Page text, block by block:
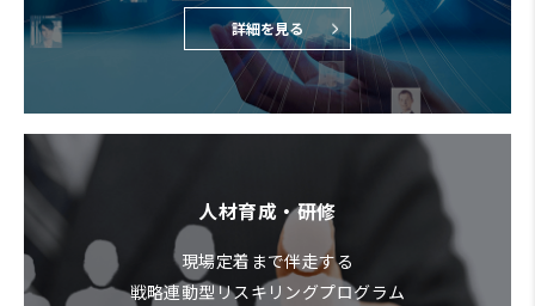
詳細を見る
人材育成・研修
現場定着まで伴走する
戦略連動型リスキリングプログラム